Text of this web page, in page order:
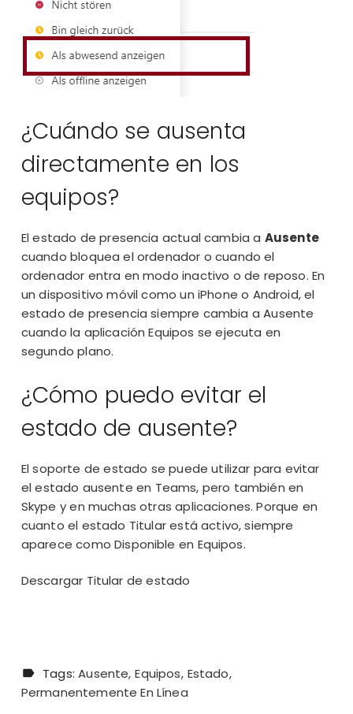
¿Cuándo se ausenta
directamente en los
equipos?
El estado de presencia actual cambia a Ausente
cuando bloquea el ordenador o cuando el
ordenador entra en modo inactivo o de reposo. En
un dispositivo móvil como un iPhone o Android, el
estado de presencia siempre cambia a Ausente
cuando la aplicación Equipos se ejecuta en
segundo plano.
¿Cómo puedo evitar el
estado de ausente?
El soporte de estado se puede utilizar para evitar
el estado ausente en Teams, pero también en
Skype y en muchas otras aplicaciones. Porque en
cuanto el estado Titular está activo, siempre
aparece como Disponible en Equipos.
Descargar Titular de estado
Tags:Ausente Equipos Estado
Permanentemente En Línea